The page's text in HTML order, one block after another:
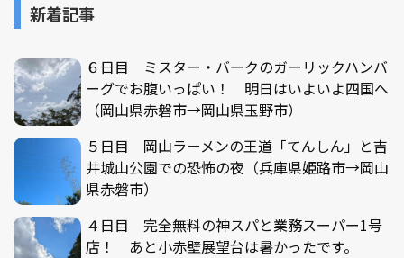
新着記事
６日目 ミスター・バークのガーリックハンバ
ーグでお腹いっぱい！ 明日はいよいよ四国へ
（岡山県赤磐市→岡山県玉野市）
５日目 岡山ラーメンの王道「てんしん」と吉
井城山公園での恐怖の夜（兵庫県姫路市→岡山
県赤磐市）
４日目 完全無料の神スパと業務スーパー1号
店！ あと小赤壁展望台は暑かったです。